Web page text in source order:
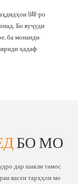
UAV-ро
Бо вуҷуди
ба монанди
ҳадаф
БО МО
дар шакли тамос
васеи тарҳҳои мо